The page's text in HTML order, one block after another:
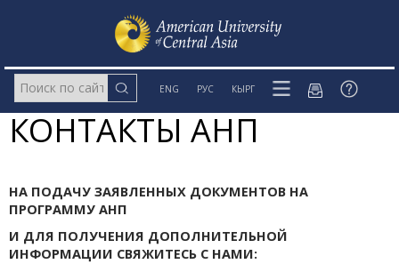
ENG РУС КЫРГ
КОНТАКТЫ АНП
НА ПОДАЧУ ЗАЯВЛЕННЫХ ДОКУМЕНТОВ НА
ПРОГРАММУ АНП
И ДЛЯ ПОЛУЧЕНИЯ ДОПОЛНИТЕЛЬНОЙ
ИНФОРМАЦИИ СВЯЖИТЕСЬ С НАМИ: